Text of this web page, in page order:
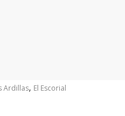
Ardillas, El Escorial